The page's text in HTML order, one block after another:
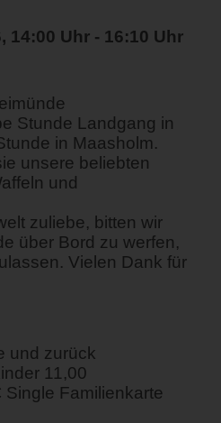
14:00 Uhr - 16:10 Uhr
Stunde Landgang in
in Maasholm.
unsere beliebten
und
zuliebe, bitten wir
über Bord zu werfen,
Vielen Dank für
und zurück
11,00
Familienkarte